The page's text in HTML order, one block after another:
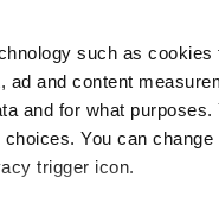
such as cookies
ad and content
and for what purposes.
You can change
trigger icon.